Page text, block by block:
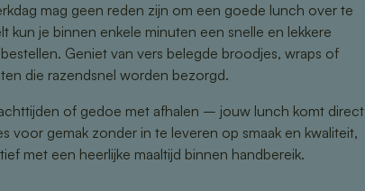
mag geen reden zijn om een goede lunch over te
kun je binnen enkele minuten een snelle en lekkere
Geniet van vers belegde broodjes, wraps of
die razendsnel worden bezorgd.
of gedoe met afhalen – jouw lunch komt direct
voor gemak zonder in te leveren op smaak en kwaliteit,
met een heerlijke maaltijd binnen handbereik.